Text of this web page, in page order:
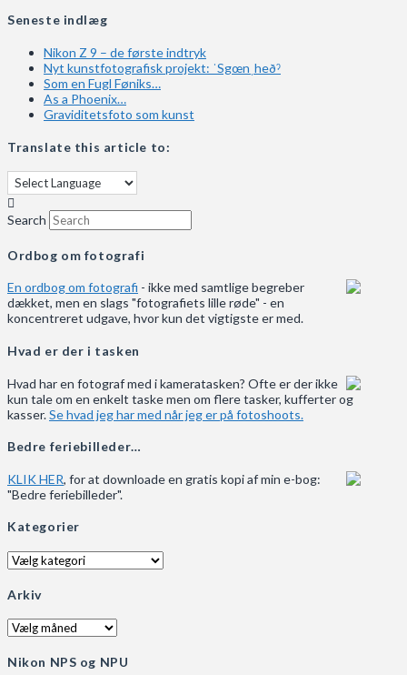
Seneste indlæg
Nikon Z 9 – de første indtryk
Nyt kunstfotografisk projekt: ˈSgœnˌheðˀ
Som en Fugl Føniks…
As a Phoenix…
Graviditetsfoto som kunst
Translate this article to:
Search
Ordbog om fotografi
En ordbog om fotografi - ikke med samtlige begreber
dækket, men en slags "fotografiets lille røde" - en
koncentreret udgave, hvor kun det vigtigste er med.
Hvad er der i tasken
Hvad har en fotograf med i kameratasken? Ofte er der ikke
kun tale om en enkelt taske men om flere tasker, kufferter og
kasser.Se hvad jeg har med når jeg er på fotoshoots.
Bedre feriebilleder…
KLIK HER, for at downloade en gratis kopi af min e-bog:
"Bedre feriebilleder".
Kategorier
Kategorier
Arkiv
Arkiv
Nikon NPS og NPU